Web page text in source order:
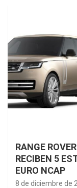
RANGE
RECIBEN 5
EURO NCAP
8 de diciembre de